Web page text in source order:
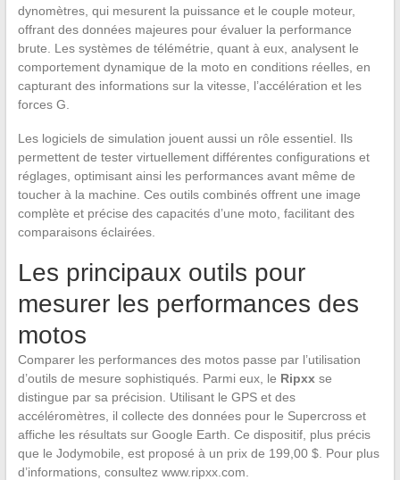
dynomètres, qui mesurent la puissance et le couple moteur,
offrant des données majeures pour évaluer la performance
brute. Les systèmes de télémétrie, quant à eux, analysent le
comportement dynamique de la moto en conditions réelles, en
capturant des informations sur la vitesse, l’accélération et les
forces G.
Les logiciels de simulation jouent aussi un rôle essentiel. Ils
permettent de tester virtuellement différentes configurations et
réglages, optimisant ainsi les performances avant même de
toucher à la machine. Ces outils combinés offrent une image
complète et précise des capacités d’une moto, facilitant des
comparaisons éclairées.
Les principaux outils pour
mesurer les performances des
motos
Comparer les performances des motos passe par l’utilisation
d’outils de mesure sophistiqués. Parmi eux, le Ripxxse
distingue par sa précision. Utilisant le GPS et des
accéléromètres, il collecte des données pour le Supercross et
affiche les résultats sur Google Earth. Ce dispositif, plus précis
que le Jodymobile, est proposé à un prix de 199,00 $. Pour plus
d’informations, consultez www.ripxx.com.